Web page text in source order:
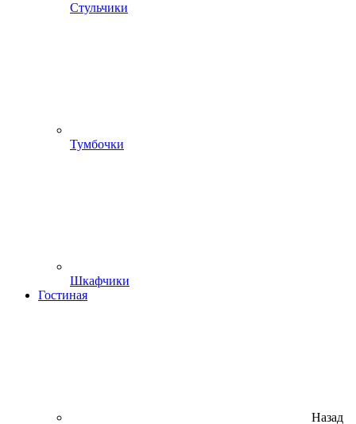
Стульчики
Тумбочки
Шкафчики
Гостиная
Назад